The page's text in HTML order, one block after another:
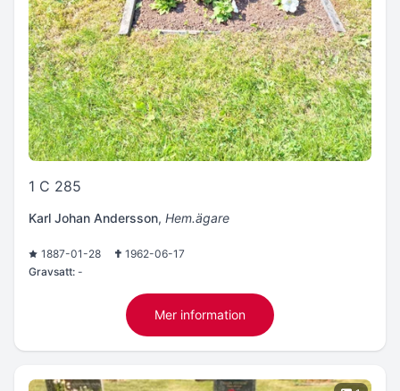
1 C 285
Karl Johan Andersson, Hem.ägare
1887-01-28
1962-06-17
Gravsatt: -
Mer information